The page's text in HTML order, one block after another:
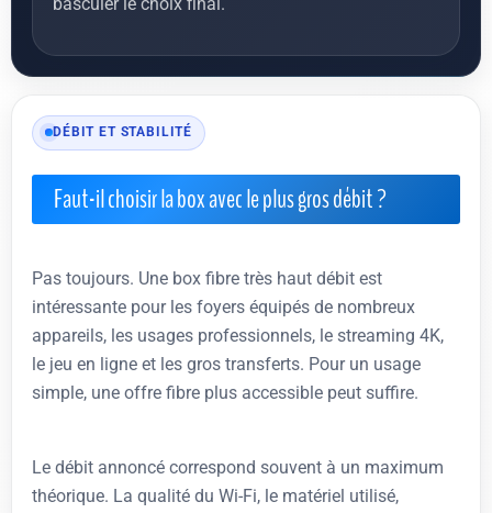
DÉBIT ET STABILITÉ
Faut-il choisir la box avec le plus gros débit ?
Pas toujours. Une box fibre très haut débit est
intéressante pour les foyers équipés de nombreux
appareils, les usages professionnels, le streaming 4K,
le jeu en ligne et les gros transferts. Pour un usage
simple, une offre fibre plus accessible peut suffire.
Le débit annoncé correspond souvent à un maximum
théorique. La qualité du Wi-Fi, le matériel utilisé,